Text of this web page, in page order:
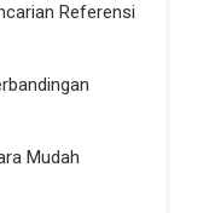
Referensi
Mudah